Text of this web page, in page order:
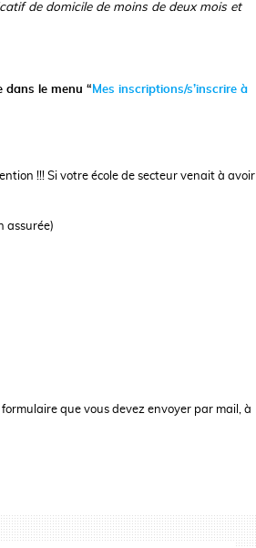
de domicile de moins de deux mois et
dans le menu “ Mes inscriptions/s’inscrire à
!!! Si votre école de secteur venait à avoir
assurée)
que vous devez envoyer par mail, à